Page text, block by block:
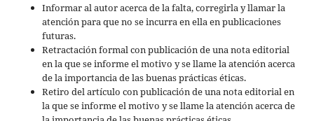
Informar al autor acerca de la falta, corregirla y llamar la
atención para que no se incurra en ella en publicaciones
futuras.
Retractación formal con publicación de una nota editorial
en la que se informe el motivo y se llame la atención acerca
de la importancia de las buenas prácticas éticas.
Retiro del artículo con publicación de una nota editorial en
la que se informe el motivo y se llame la atención acerca de